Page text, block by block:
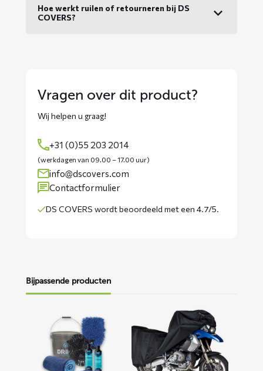
Hoe werkt ruilen of retourneren bij DS
COVERS?
Vragen over dit product?
Wij helpen u graag!
+31 (0)55 203 2014
(werkdagen van 09.00 – 17.00 uur)
info@dscovers.com
Contactformulier
DS COVERS wordtbeoordeeld met een 4.7/5.
Bijpassende producten
Motorwaspakket
meer
over
DELTA
motorhoes